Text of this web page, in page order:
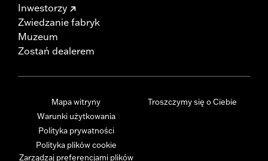
Inwestorzy
Zwiedzanie fabryk
Muzeum
Zostań dealerem
Mapa witryny
Warunki użytkowania
Polityka prywatności
Polityka plików cookie
Zarządzaj preferencjami plików
Troszczymy się o Ciebie